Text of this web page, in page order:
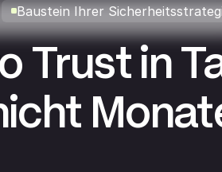
Baustein Ihrer
Trust in